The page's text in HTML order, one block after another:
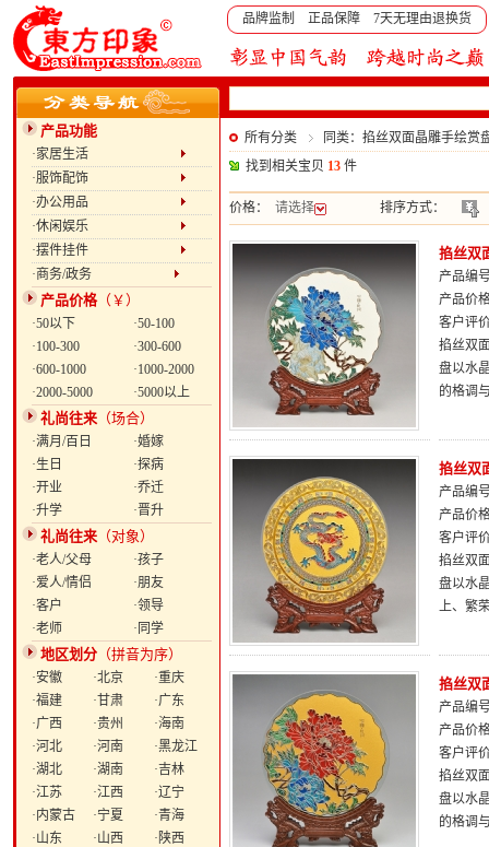
品牌监制 正品保障 7天无理由退换货
产品功能
·家居生活
·服饰配饰
·办公用品
·休闲娱乐
·摆件挂件
·商务/政务
产品价格（￥）
·50以下
·50-100
·100-300
·300-600
·600-1000
·1000-2000
·2000-5000
·5000以上
礼尚往来 （场合）
·满月/百日
·婚嫁
·生日
·探病
·开业
·乔迁
·升学
·晋升
礼尚往来 （对象）
·老人/父母
·孩子
·爱人/情侣
·朋友
·客户
·领导
·老师
·同学
地区划分 （拼音为序）
·安徽 ·北京
·重庆
·福建
·甘肃
·广东
·广西
·贵州
·海南
·河北
·河南
·黑龙江
·湖北
·湖南
·吉林
·江苏
·江西
·辽宁
·内蒙古
·宁夏
·青海
·山东
·山西
·陕西
所有分类
同类：掐丝双面晶雕手绘赏
找到相关宝贝 13 件
价格： 请选择 排序方式：
掐丝双
产品编
产品价
客户评
掐丝双
盘以水
的格调
掐丝双
产品编
产品价
客户评
掐丝双
盘以水
上、繁
掐丝双
产品编
产品价
客户评
掐丝双
盘以水
的格调